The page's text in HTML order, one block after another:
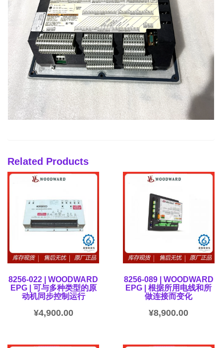
Related Products
8256-022 | WOODWARD
EPG | 可与多种类型的原
动机同步控制运行
¥4,900.00
8256-089 | WOODWARD
EPG | 根据所用电线和所
做连接而变化
¥8,900.00